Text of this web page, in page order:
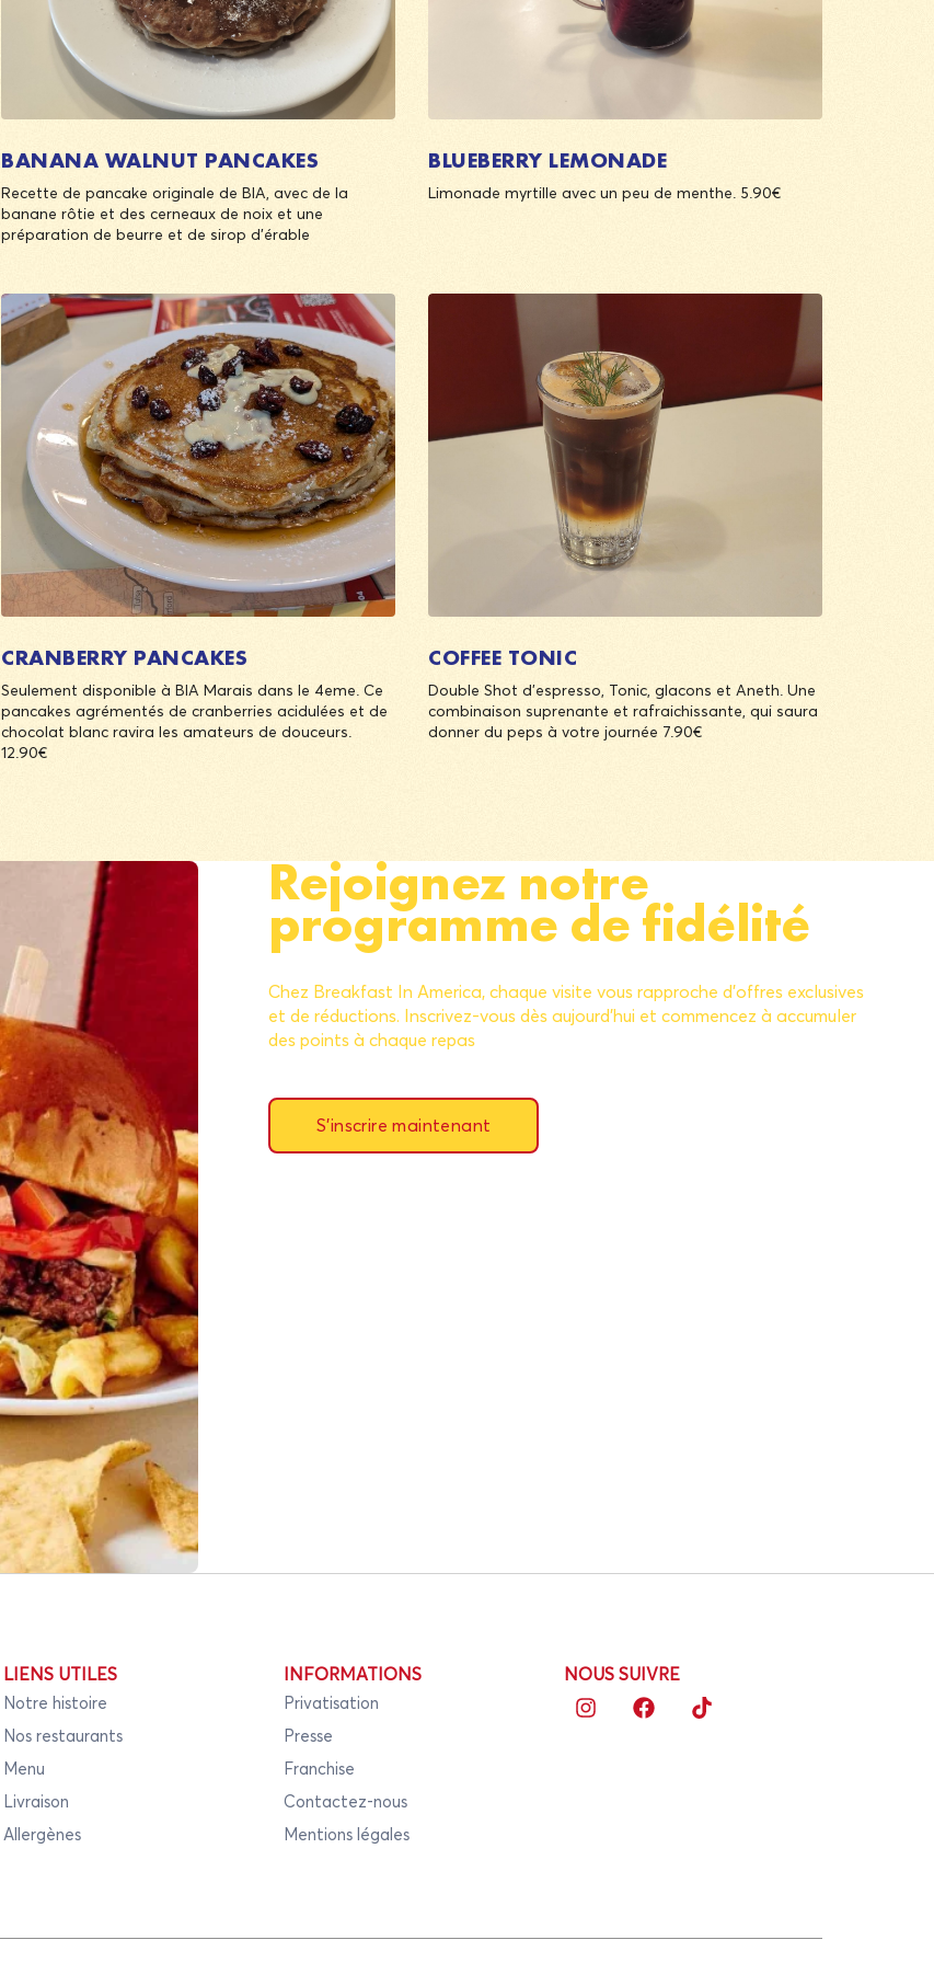
BANANA WALNUT PANCAKES
Recette de pancake originale de BIA, avec de la
banane rôtie et des cerneaux de noix et une
préparation de beurre et de sirop d’érable
BLUEBERRY LEMONADE
Limonade myrtille avec un peu de menthe. 5.90€
CRANBERRY PANCAKES
Seulement disponible à BIA Marais dans le 4eme. Ce
pancakes agrémentés de cranberries acidulées et de
chocolat blanc ravira les amateurs de douceurs.
12.90€
COFFEE TONIC
Double Shot d’espresso, Tonic, glacons et Aneth. Une
combinaison suprenante et rafraichissante, qui saura
donner du peps à votre journée 7.90€
Rejoignez notre
programme de fidélité
Chez Breakfast In America, chaque visite vous rapproche d’offres exclusives
et de réductions. Inscrivez-vous dès aujourd’hui et commencez à accumuler
des points à chaque repas
S'inscrire maintenant
LIENS UTILES
Notre histoire
Nos restaurants
Menu
Livraison
Allergènes
INFORMATIONS
Privatisation
Presse
Franchise
Contactez-nous
Mentions légales
NOUS SUIVRE